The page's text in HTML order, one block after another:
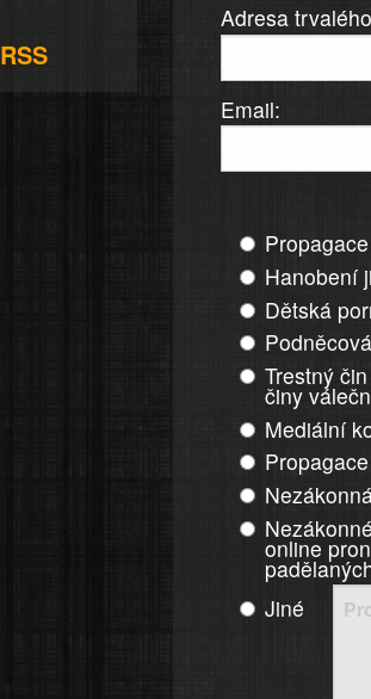
RSS
Adresa
Email:
Hanobení
Dětská
Trestný
činy
Mediální
online
Jiné